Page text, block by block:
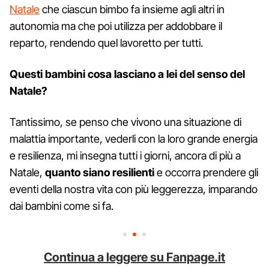
Nataleche ciascun bimbo fa insieme agli altri in
autonomia ma che poi utilizza per addobbare il
reparto, rendendo quel lavoretto per tutti.
Questi bambini cosa lasciano a lei del senso del
Natale?
Tantissimo, se penso che vivono una situazione di
malattia importante, vederli con la loro grande energia
e resilienza, mi insegna tutti i giorni, ancora di più a
Natale, quanto siano resilientie occorra prendere gli
eventi della nostra vita con più leggerezza, imparando
dai bambini come si fa.
Continua a leggere su Fanpage.it